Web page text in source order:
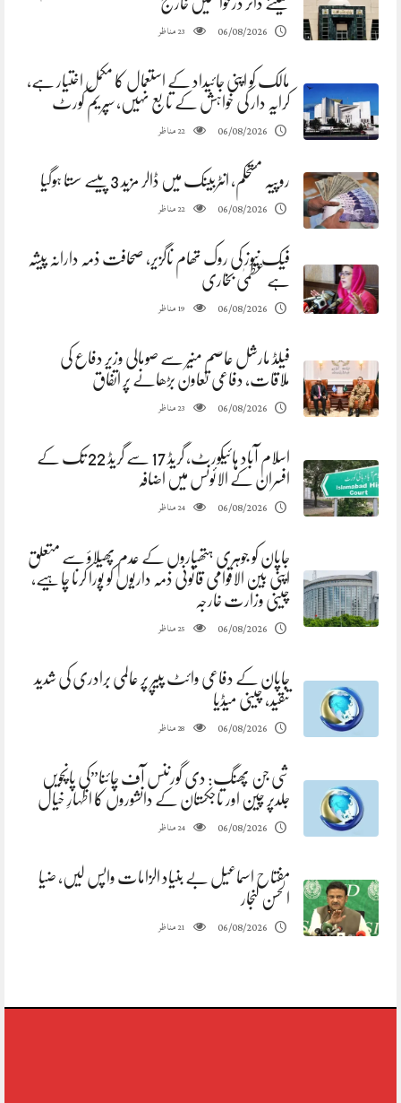
کیلئے دائر درخواستیں خارج
06/08/2026
23مناظر
مالک کو اپنی جائیداد کے استعمال کا مکمل اختیار ہے،
کرایہ دار کی خواہش کے تابع نہیں، سپریم کورٹ
06/08/2026
22مناظر
روپیہ مستحکم، انٹربینک میں ڈالر مزید 3 پیسے سستا ہوگیا
06/08/2026
22مناظر
فیک نیوز کی روک تھام ناگزیر، صحافت ذمہ دارانہ پیشہ
ہے عظمیٰ بخاری
06/08/2026
19مناظر
فیلڈ مارشل عاصم منیر سے صومالی وزیر دفاع کی
ملاقات، دفاعی تعاون بڑھانے پر اتفاق
06/08/2026
23مناظر
اسلام آباد ہائیکورٹ، گریڈ 17 سے گریڈ 22 تک کے
افسران کے الائونس میں اضافہ
06/08/2026
24مناظر
جاپان کو جوہری ہتھیاروں کے عدم پھیلاؤ سے متعلق
اپنی بین الاقوامی قانونی ذمہ داریوں کو پورا کرنا چاہیے،
چینی وزارت خارجہ
06/08/2026
25مناظر
جاپان کے دفاعی وائٹ پیپر پر عالمی برادری کی شدید
تنقید، چینی میڈیا
06/08/2026
28مناظر
شی جن پھنگ: دی گورننس آف چائنا”کی پانچویں
جلدپر چین اور تاجکستان کے دانشوروں کا اظہارِ خیال
06/08/2026
24مناظر
مفتاح اسماعیل بے بنیاد الزامات واپس لیں، ضیا
الحسن لنجار
06/08/2026
21مناظر